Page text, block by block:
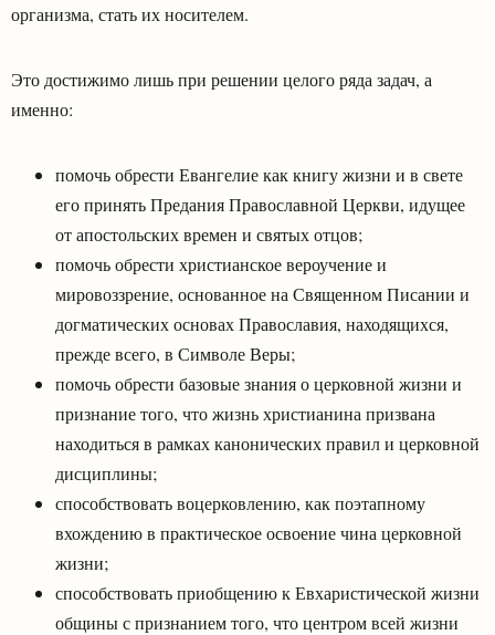
организма, стать их носителем.
Это достижимо лишь при решении целого ряда задач, а
именно:
помочь обрести Евангелие как книгу жизни и в свете
его принять Предания Православной Церкви, идущее
от апостольских времен и святых отцов;
помочь обрести христианское вероучение и
мировоззрение, основанное на Священном Писании и
догматических основах Православия, находящихся,
прежде всего, в Символе Веры;
помочь обрести базовые знания о церковной жизни и
признание того, что жизнь христианина призвана
находиться в рамках канонических правил и церковной
дисциплины;
способствовать воцерковлению, как поэтапному
вхождению в практическое освоение чина церковной
жизни;
способствовать приобщению к Евхаристической жизни
общины с признанием того, что центром всей жизни